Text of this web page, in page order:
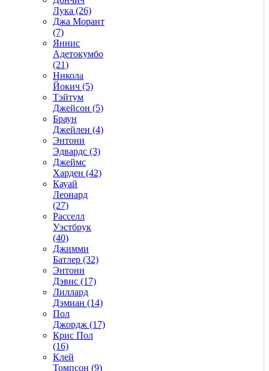
Лука (26)
Джа Морант
(7)
Яннис
Адетокумбо
(21)
Никола
Йокич (5)
Тэйтум
Джейсон (5)
Браун
Джейлен (4)
Энтони
Эдвардс (3)
Джеймс
Харден (42)
Кауай
Леонард
(27)
Расселл
Уэстбрук
(40)
Джимми
Батлер (32)
Энтони
Дэвис (17)
Лиллард
Дэмиан (14)
Пол
Джордж (17)
Крис Пол
(16)
Клей
Томпсон (9)